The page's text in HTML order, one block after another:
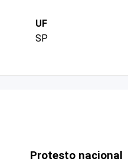
UF
SP
Protesto nacional